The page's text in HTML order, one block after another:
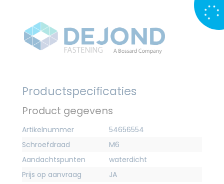
Productspecificaties
Product gegevens
Artikelnummer
54656554
Schroefdraad
M6
Aandachtspunten
waterdicht
Prijs op aanvraag
JA